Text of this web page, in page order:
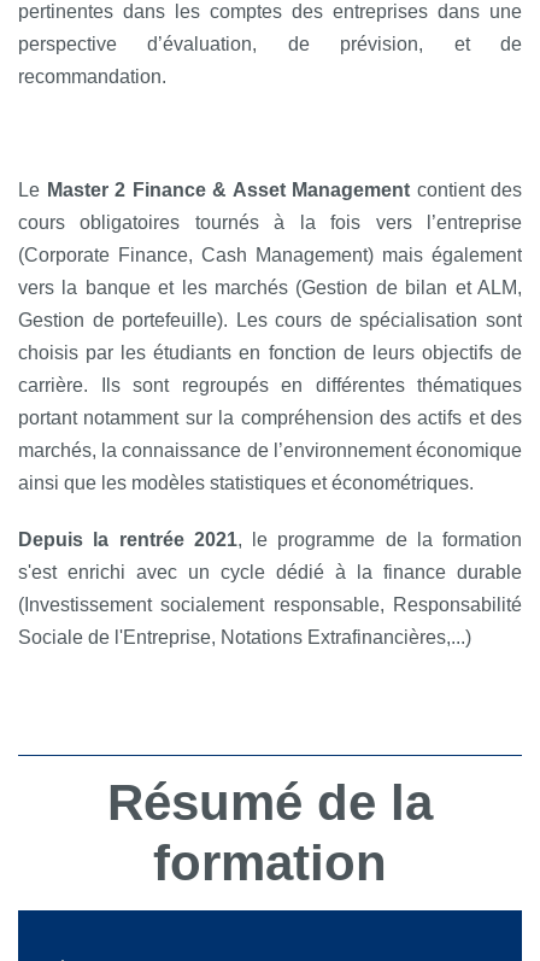
pertinentes dans les comptes des entreprises dans une
perspective d’évaluation, de prévision, et de
recommandation.
Le Master 2 Finance & Asset Management contient des
cours obligatoires tournés à la fois vers l’entreprise
(Corporate Finance, Cash Management) mais également
vers la banque et les marchés (Gestion de bilan et ALM,
Gestion de portefeuille). Les cours de spécialisation sont
choisis par les étudiants en fonction de leurs objectifs de
carrière. Ils sont regroupés en différentes thématiques
portant notamment sur la compréhension des actifs et des
marchés, la connaissance de l’environnement économique
ainsi que les modèles statistiques et économétriques.
Depuis la rentrée 2021, le programme de la formation
s'est enrichi avec un cycle dédié à la finance durable
(Investissement socialement responsable, Responsabilité
Sociale de l'Entreprise, Notations Extrafinancières,...)
Résumé de la
formation